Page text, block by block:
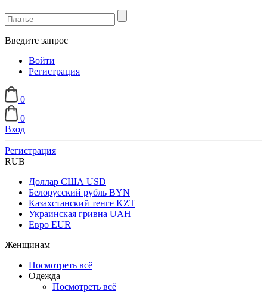
Введите запрос
Войти
Регистрация
0
0
Вход
Регистрация
RUB
Доллар США USD
Белорусский рубль BYN
Казахстанский тенге KZT
Украинская гривна UAH
Евро EUR
Женщинам
Посмотреть всё
Одежда
Посмотреть всё